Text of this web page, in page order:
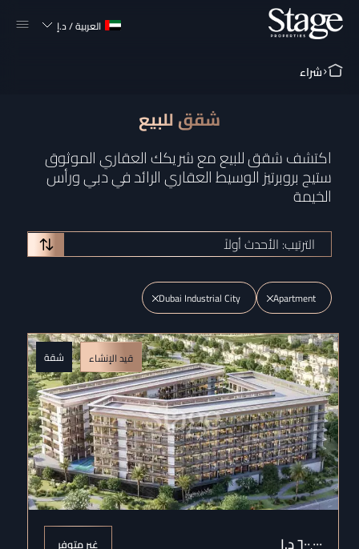
العربية/د.إ
شراء
شقق للبيع
اكتشف شقق للبيع مع شريكك العقاري الموثوق
ستيج بروبرتيز الوسيط العقاري الرائد في دبي ورأس
الخيمة
الترتيب: الأحدث أولاً
Apartment
Dubai Industrial City
قيد الإنشاء شقة
غير متوفر